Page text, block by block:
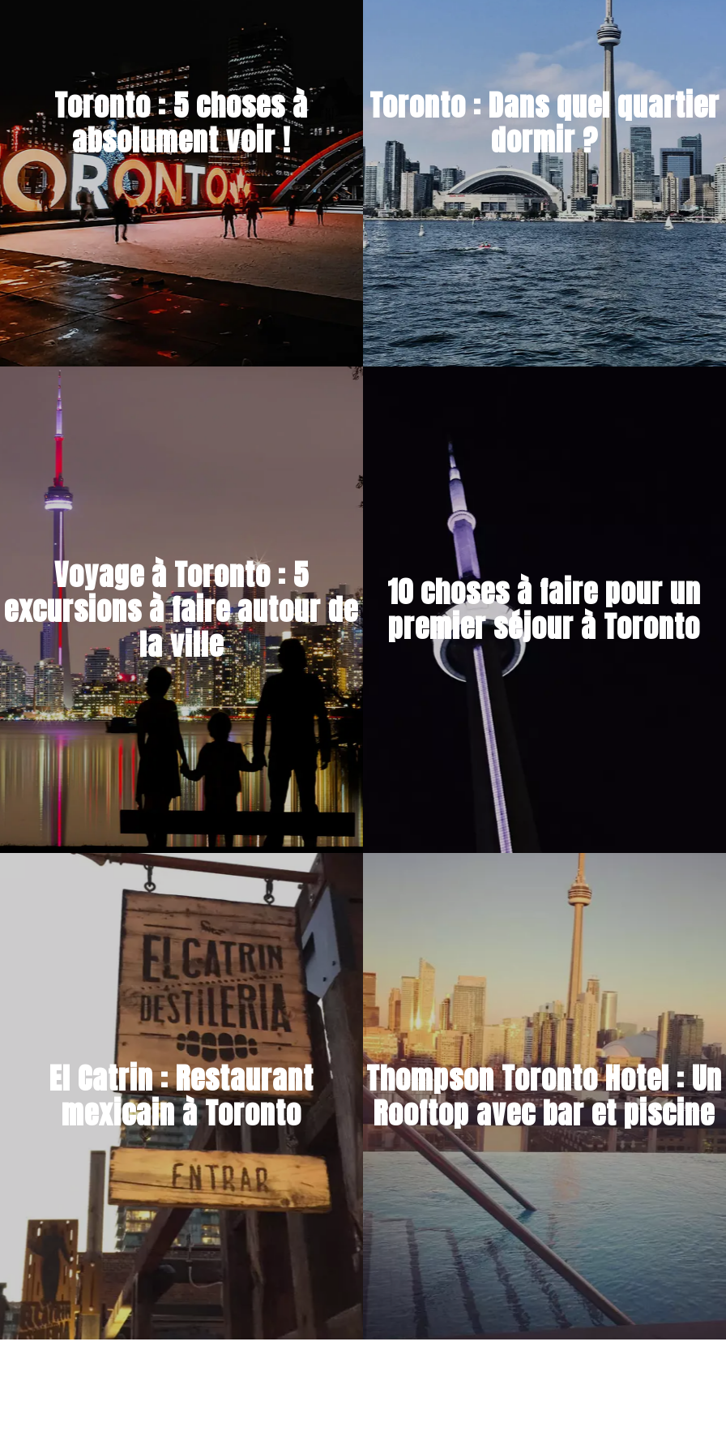
Toronto : 5 choses à
absolument voir !
Toronto : Dans quel quartier
dormir ?
Voyage à Toronto : 5
excursions à faire autour de
la ville
15 DÉCEMBRE 2023
10 choses à faire pour un
premier séjour à Toronto
1 MARS 2021
El Catrin : Restaurant
mexicain à Toronto
Thompson Toronto Hotel : Un
Rooftop avec bar et piscine